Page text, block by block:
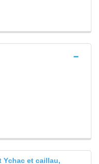
Ychac et caillau,